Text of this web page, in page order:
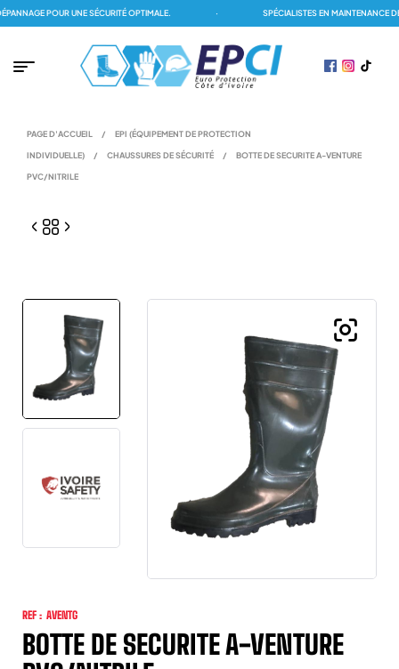
POUR UNE SÉCURITÉ OPTIMALE. SPÉCIALISTES EN MAINTENANCE
PAGE D'ACCUEIL / EPI (ÉQUIPEMENT DE PROTECTION
INDIVIDUELLE) / CHAUSSURES DE SÉCURITÉ / BOTTE DE SECURITE A-VENTURE
PVC/NITRILE
REF : AVENTG
BOTTE DE SECURITE A-VENTURE